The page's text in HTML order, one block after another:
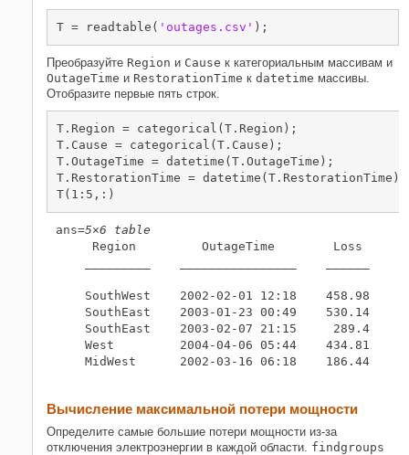
Вычисление средней длительности
Смотрите также
Похожие темы
T = readtable( 'outages.csv' );
Преобразуйте Region и Cause к категориальным массивам и
OutageTime и RestorationTime к datetime массивы.
Отобразите первые пять строк.
T.Region = categorical(T.Region);
T.Cause = categorical(T.Cause);
T.OutageTime = datetime(T.OutageTime);
T.RestorationTime = datetime(T.RestorationTime);
T(1:5,:)
ans=5×6 table
Region         OutageTime        Loss
SouthWest    2002-02-01 12:18    458.98
SouthEast    2003-01-23 00:49    530.14
SouthEast    2003-02-07 21:15     289.4
West         2004-04-06 05:44    434.81
MidWest      2002-03-16 06:18    186.44
Вычисление максимальной потери мощности
Определите самые большие потери мощности из-за
отключения электроэнергии в каждой области. findgroups